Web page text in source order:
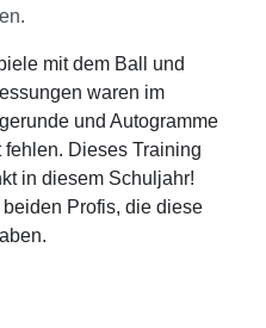
mit dem Ball und
waren im
und Autogramme
Dieses Training
in diesem Schuljahr!
Profis, die diese